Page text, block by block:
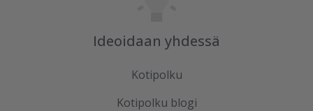
Ideoidaan yhdessä
Kotipolku
Kotipolku blogi